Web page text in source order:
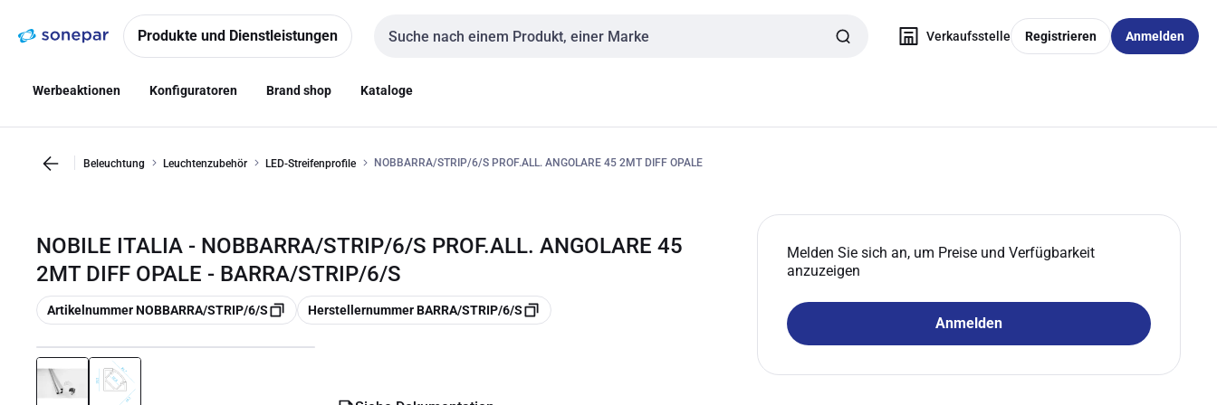
NavigationInhalt
Produkte und Dienstleistungen
Sucheingabe
Verkaufsstelle Registrieren Anmelden
Werbeaktionen Konfiguratoren Brand shop Kataloge
Beleuchtung Leuchtenzubehör LED-Streifenprofile NOBBARRA/STRIP/6/S PROF.ALL. ANGOLARE 45 2MT DIFF OPALE
NOBILE ITALIA - NOBBARRA/STRIP/6/S PROF.ALL. ANGOLARE 45
2MT DIFF OPALE - BARRA/STRIP/6/S
Kopieren
Artikelnummer NOBBARRA/STRIP/6/S Kopieren
Herstellernummer BARRA/STRIP/6/S
Melden Sie sich an, um Preise und Verfügbarkeit
anzuzeigen
Anmelden